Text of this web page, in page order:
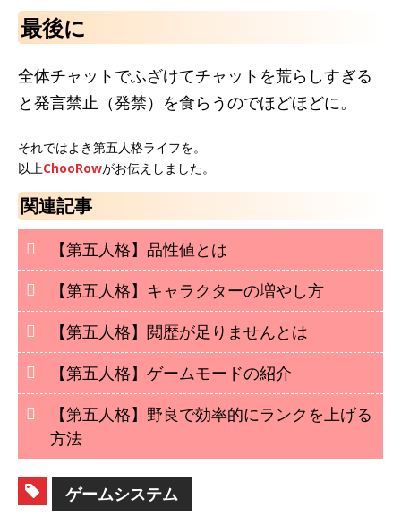
最後に
全体チャットでふざけてチャットを荒らしすぎる
と発言禁止（発禁）を食らうのでほどほどに。
それではよき第五人格ライフを。
以上ChooRowがお伝えしました。
関連記事
【第五人格】品性値とは
【第五人格】キャラクターの増やし方
【第五人格】閲歴が足りませんとは
【第五人格】ゲームモードの紹介
【第五人格】野良で効率的にランクを上げる
方法
ゲームシステム